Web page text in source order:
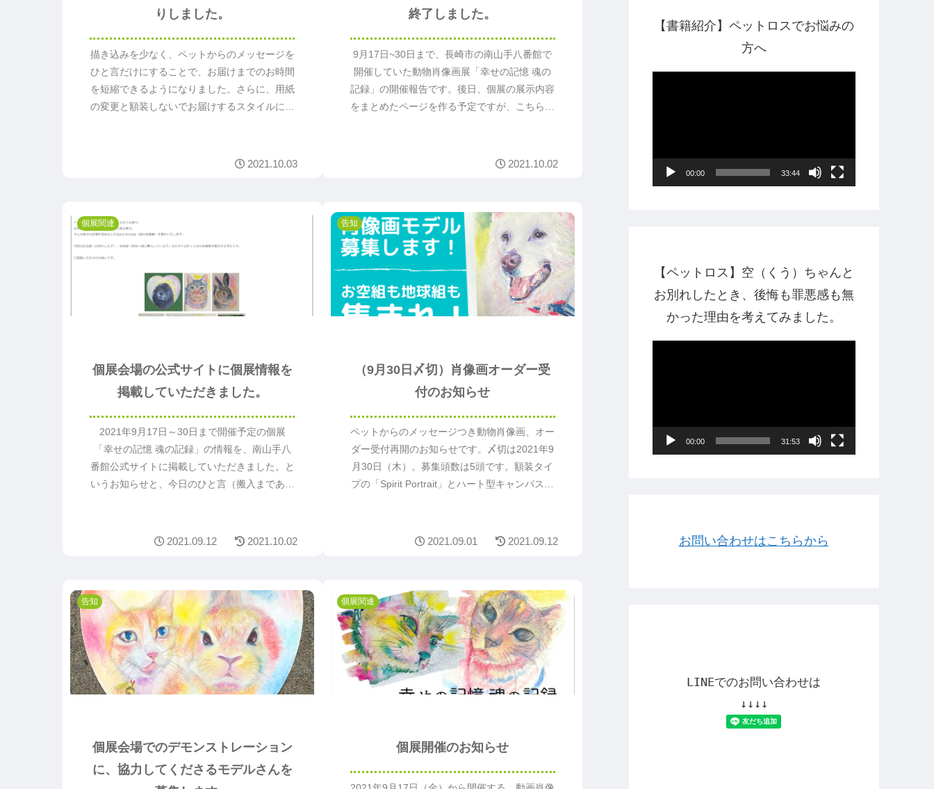
りしました。
描き込みを少なく、ペットからのメッセージを
ひと言だけにすることで、お届けまでのお時間
を短縮できるようになりました。さらに、用紙
の変更と額装しないでお届けするスタイルにす
2021.10.03
終了しました。
9月17日~30日まで、長崎市の南山手八番館で
開催していた動物肖像画展「幸せの記憶 魂の
記録」の開催報告です。後日、個展の展示内容
をまとめたページを作る予定ですが、こちらに
2021.10.02
個展関連
個展会場の公式サイトに個展情報を
掲載していただきました。
2021年9月17日～30日まで開催予定の個展
「幸せの記憶 魂の記録」の情報を、南山手八
番館公式サイトに掲載していただきました。と
いうお知らせと、今日のひと言（搬入まであと
2021.09.12 2021.10.02
告知
（9月30日〆切）肖像画オーダー受
付のお知らせ
ペットからのメッセージつき動物肖像画、オー
ダー受付再開のお知らせです。〆切は2021年9
月30日（木）。募集頭数は5頭です。額装タイ
プの「Spirit Portrait」とハート型キャンバスの
2021.09.01 2021.09.12
告知
個展会場でのデモンストレーション
に、協力してくださるモデルさんを
個展関連
個展開催のお知らせ
【書籍紹介】ペットロスでお悩みの
方へ
ヤ
00:00 33:44
【ペットロス】空（くう）ちゃんと
お別れしたとき、後悔も罪悪感も無
かった理由を考えてみました。
ヤ
00:00 31:53
お問い合わせはこちらから
LINEでのお問い合わせは
↓↓↓↓